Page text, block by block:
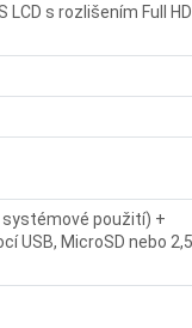
LCD s rozlišením Full HD
systémové použití) +
USB, MicroSD nebo